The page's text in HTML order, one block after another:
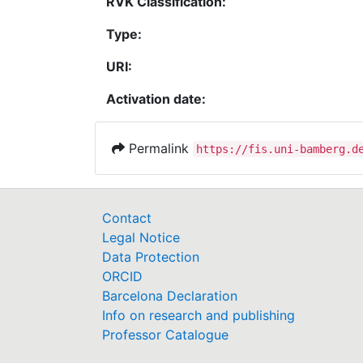
Type:
URI:
Activation date:
Permalink https://fis.uni-
Contact
Legal Notice
Data Protection
ORCID
Barcelona Declaration
Info on research and publishing
Professor Catalogue